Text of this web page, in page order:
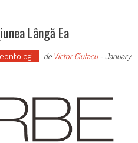
Lângă Ea
de Victor Ciutacu-January